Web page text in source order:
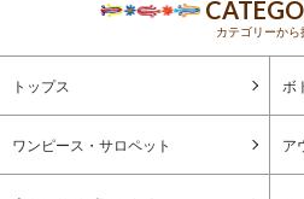
カテゴリーから
トップス ボ
ワンピース・サロペット ア